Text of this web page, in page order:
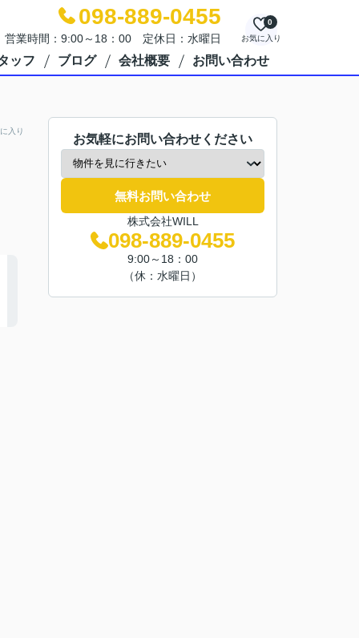
098-889-0455
営業時間：9:00～18：00 定休日：水曜日 お気に入り
0
ッフ ブログ 会社概要 お問い合わせ
入り
お気軽にお問い合わせください
無料お問い合わせ
株式会社WILL
098-889-0455
9:00～18：00
（休：水曜日）